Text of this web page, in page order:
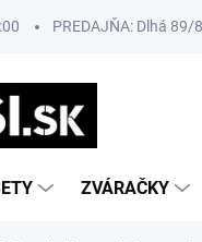
PREDAJŇA: Dlhá 89/
ZVÁRAČKY